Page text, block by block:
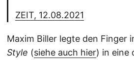
ZEIT, 12.08.2021
Maxim Biller legte den Finger
Style (siehe auch hier) in eine